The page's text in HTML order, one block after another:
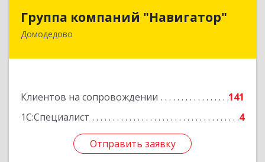
Группа компаний "Навигатор"
Домодедово
Клиентов на сопровождении
141
1С:Специалист
4
Отправить заявку
Группа компаний "Навигатор"
142001, Московская обл, Домодедово г,
Отправить заявку